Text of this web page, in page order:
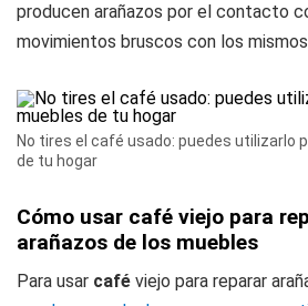
producen arañazos por el contacto
movimientos bruscos con los
No tires el café usado: puedes utilizarlo
de tu hogar
Cómo usar café viejo para
arañazos de los muebles
Para usar café viejo para reparar